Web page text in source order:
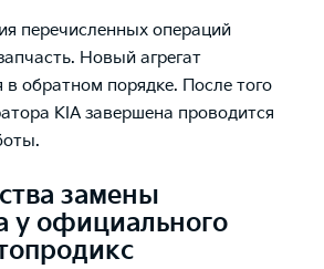
перечисленных операций
Новый агрегат
в обратном порядке. После того
KIA завершена проводится
замены
у официального